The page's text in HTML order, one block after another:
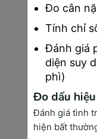
Một trong
cũng như duy
chế độ dinh
học và điều độ
folic thông qua
Ngoài ra, mẹ
cây và đảm
ngày nữa nhé
Đặc biệt, bạn
Đo cân
Tính chỉ
Đánh giá
diện suy
phì)
Đo dấu
Đánh giá tình
hiện bất